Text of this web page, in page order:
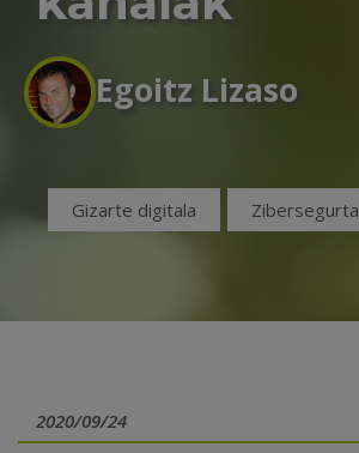
Egoitz Lizaso
Gizarte digitala
2020/09/24